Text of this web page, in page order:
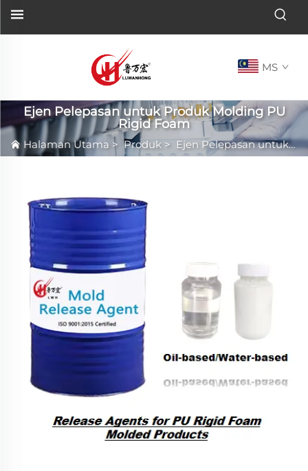
MS
Ejen Pelepasan untuk Produk Molding PU
Rigid Foam
Halaman Utama > Produk > Ejen Pelepasan untuk Produk Molding PU Rigid Foam